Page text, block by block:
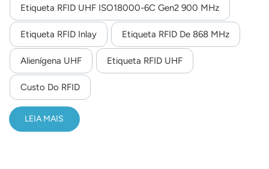
de leitura de 20m. Conta com memória EPC de 96 bits e
memória de usuário de 512 bits, suporta 100.000
regravações e mais de 10 anos de armazenamento de
dados. Com aplicação adesiva, é ideal para gerenciamento
de ativos, vestuário, logística e bagagens em aeroportos.
Etiqueta RFID UHF ISO18000-6C Gen2 900 MHz
Etiqueta RFID Inlay Etiqueta RFID De 868 MHz
Alienígena UHF Etiqueta RFID UHF
Custo Do RFID
LEIA MAIS